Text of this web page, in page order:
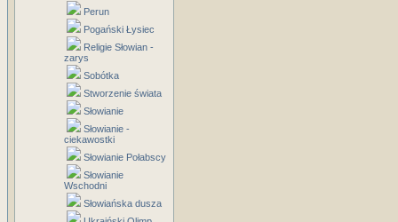
Perun
Pogański Łysiec
Religie Słowian -
zarys
Sobótka
Stworzenie świata
Słowianie
Słowianie -
ciekawostki
Słowianie Połabscy
Słowianie
Wschodni
Słowiańska dusza